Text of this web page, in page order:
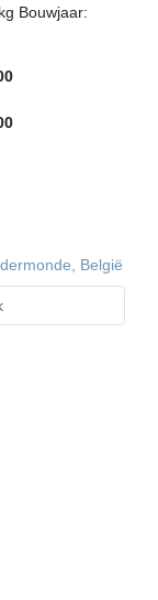
Bouwjaar:
België